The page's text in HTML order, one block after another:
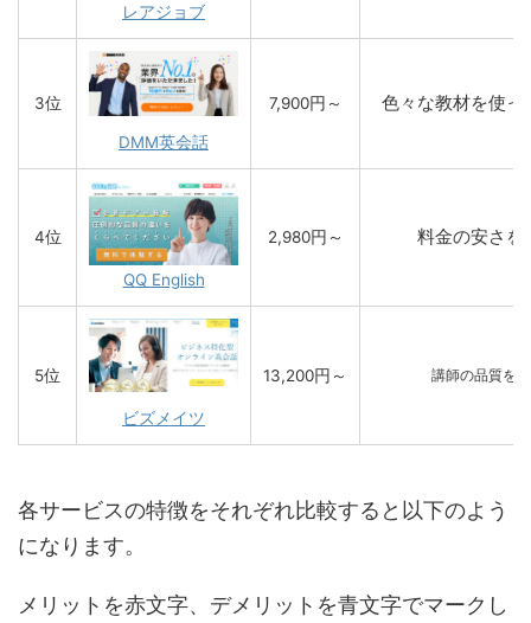
レアジョブ
3位
DMM英会話
7,900円～ 色々な教材を使っ
4位
QQ English
2,980円～ 料金の安さを
5位
ビズメイツ
13,200円～ 講師の品質を
各サービスの特徴をそれぞれ比較すると以下のよう
になります。
メリットを赤文字、デメリットを青文字でマークし